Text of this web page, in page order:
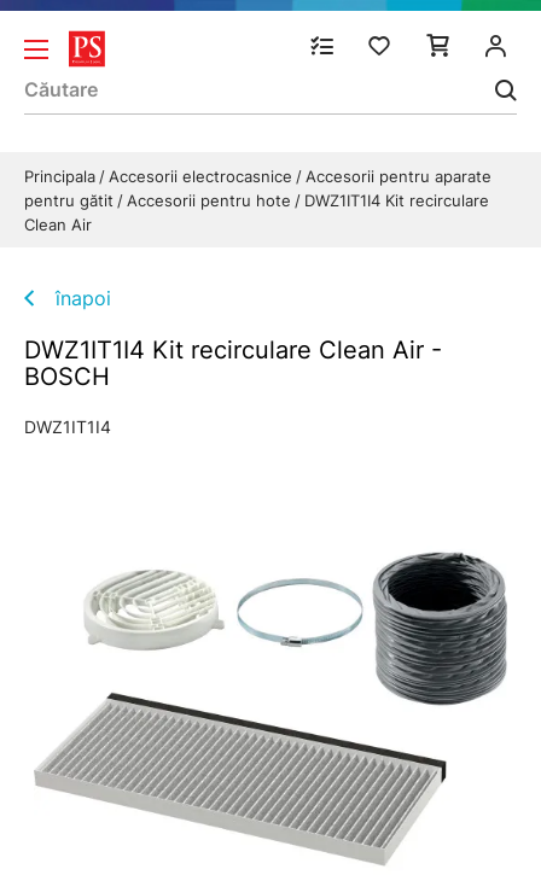
Principala Accesorii electrocasnice
Accesorii pentru aparate
pentru gătit
Accesorii pentru hote
DWZ1IT1I4 Kit recirculare
Clean Air
înapoi
DWZ1IT1I4 Kit recirculare Clean Air -
BOSCH
DWZ1IT1I4